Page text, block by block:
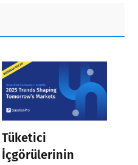
Tüketici
İçgörülerinin